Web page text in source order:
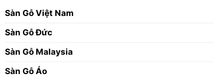
Sàn Gỗ Việt Nam
Sàn Gỗ Đức
Sàn Gỗ Malaysia
Sàn Gỗ Áo